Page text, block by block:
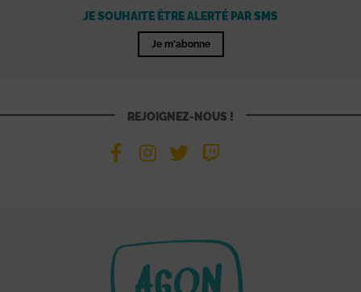
JE SOUHAITE ÊTRE ALERTÉ PAR SMS
Je m'abonne
REJOIGNEZ-NOUS !